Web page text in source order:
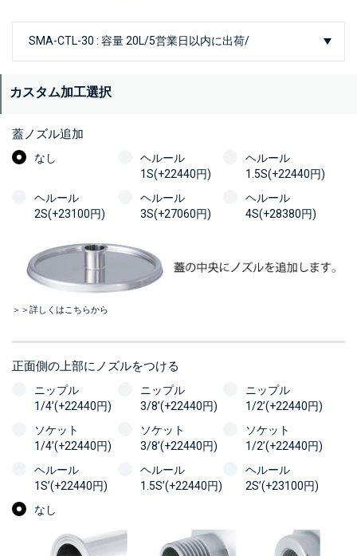
カスタム加工選択
蓋ノズル追加
なし
ヘルール
1S(+22440円)
ヘルール
1.5S(+22440円)
ヘルール
2S(+23100円)
ヘルール
3S(+27060円)
ヘルール
4S(+28380円)
＞＞詳しくはこちらから
正面側の上部にノズルをつける
ニップル
1/4’(+22440円)
ニップル
3/8’(+22440円)
ニップル
1/2’(+22440円)
ソケット
1/4’(+22440円)
ソケット
3/8’(+22440円)
ソケット
1/2’(+22440円)
ヘルール
1S’(+22440円)
ヘルール
1.5S’(+22440円)
ヘルール
2S’(+23100円)
なし